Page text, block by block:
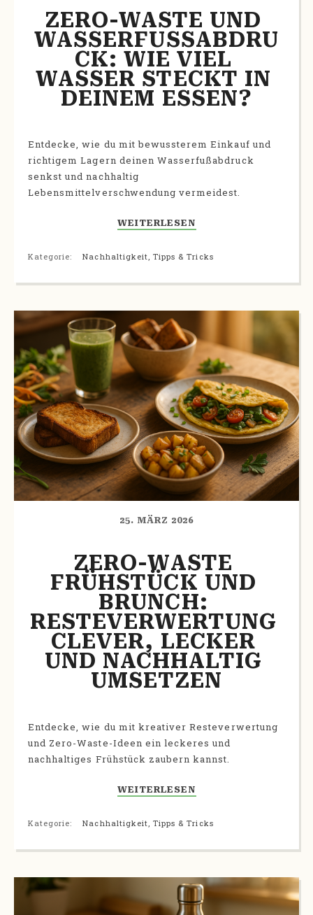
ZERO-WASTE UND
WASSERFUSSABDRUC
K: WIE VIEL W
ASSER STECKT IN D
EINEM ESSEN?
Entdecke, wie du mit bewussterem Einkauf und
richtigem Lagern deinen Wasserfußabdruck
senkst und nachhaltig
Lebensmittelverschwendung vermeidest.
WEITERLESEN
Kategorie: Nachhaltigkeit,Tipps & Tricks
25. MÄRZ 2026
ZERO-WASTE
FRÜHSTÜCK UND
BRUNCH:
RESTEVERWERTUNG
CLEVER, LECKER
UND NACHHALTIG
UMSETZEN
Entdecke, wie du mit kreativer Resteverwertung
und Zero-Waste-Ideen ein leckeres und
nachhaltiges Frühstück zaubern kannst.
WEITERLESEN
Kategorie: Nachhaltigkeit ,Tipps & Tricks